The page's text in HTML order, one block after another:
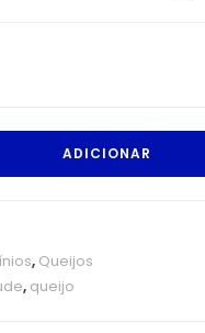
ADICIONAR
, Queijos
, queijo